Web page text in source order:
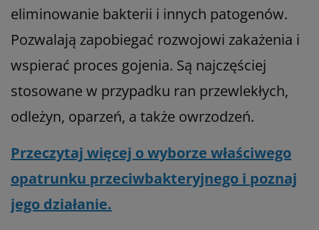
eliminowanie bakterii i innych patogenów.
Pozwalają zapobiegać rozwojowi zakażenia i
wspierać proces gojenia. Są najczęściej
stosowane w przypadku ran przewlekłych,
odleżyn, oparzeń, a także owrzodzeń.
Przeczytaj więcej o wyborze właściwego
opatrunku przeciwbakteryjnego i poznaj
jego działanie.